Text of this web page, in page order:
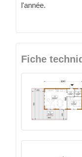
l'année.
Fiche